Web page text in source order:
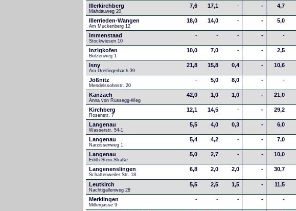
Illerkirchberg
Mahdauweg 20
7,6 17,1 - - 4,7
Illerrieden-Wangen
Am Muckenberg 12
18,0 14,0 - - 5,0
Immenstaad
Stockwiesen 10
- - - - -
Inzigkofen
Butzenweg 1
10,0 7,0 - - 2,5
Isny
Am Dreifingerbach 39
21,8 15,8 0,4 - 10,6
Jößnitz
Mendelssohnstr. 20
- 5,0 8,0 - -
Kanzach
Anna von Russegg-Weg
42,0 1,0 1,0 - 21,0
Kirchberg
Rosenstr. 7
12,1 14,5 - - 29,2
Langenau
Wasserstr. 54-1
5,5 4,0 0,3 - 6,0
Langenau
Narzissenweg 1
5,4 4,2 - - 7,0
Langenau
Edith-Stein-Straße
5,0 2,7 - - 10,0
Langenenslingen
Schattenweiler Str. 18
6,8 2,0 2,0 - 30,7
Leutkirch
Nachtigallenweg 28
5,5 2,5 1,5 - 11,5
Merklingen
Millergasse 9
- - - - -